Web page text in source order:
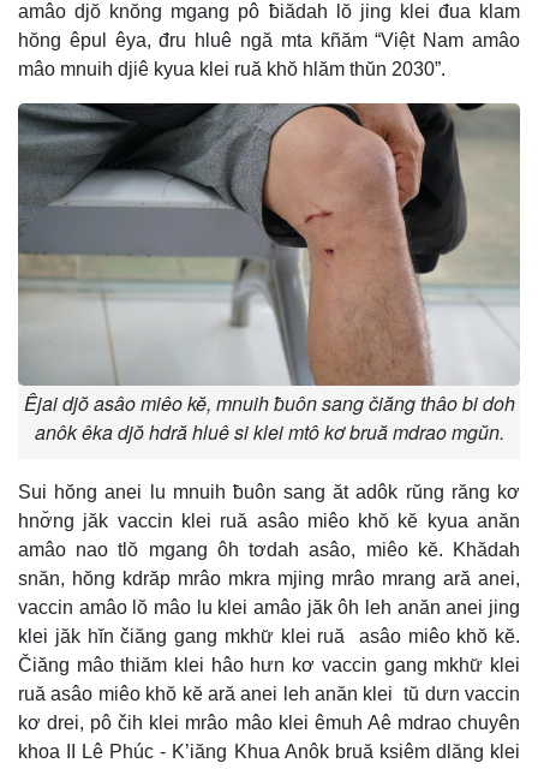
amâo djŏ knŏng mgang pô ƀiădah lŏ jing klei đua klam
hŏng êpul êya, đru hluê ngă mta kñăm “Việt Nam amâo
mâo mnuih djiê kyua klei ruă khŏ hlăm thŭn 2030”.
Êjai djŏ asâo miêo kĕ, mnuih ƀuôn sang čiăng thâo bi doh
anôk êka djŏ hdră hluê si klei mtô kơ bruă mdrao mgŭn.
Sui hŏng anei lu mnuih ƀuôn sang ăt adôk rŭng răng kơ
hnơ̆ng jăk vaccin klei ruă asâo miêo khŏ kĕ kyua anăn
amâo nao tlŏ mgang ôh tơdah asâo, miêo kĕ. Khădah
snăn, hŏng kdrăp mrâo mkra mjing mrâo mrang ară anei,
vaccin amâo lŏ mâo lu klei amâo jăk ôh leh anăn anei jing
klei jăk hĭn čiăng gang mkhư̆ klei ruă asâo miêo khŏ kĕ.
Čiăng mâo thiăm klei hâo hưn kơ vaccin gang mkhư̆ klei
ruă asâo miêo khŏ kĕ ară anei leh anăn klei tŭ dưn vaccin
kơ drei, pô čih klei mrâo mâo klei êmuh Aê mdrao chuyên
khoa II Lê Phúc - K’iăng Khua Anôk bruă ksiêm dlăng klei